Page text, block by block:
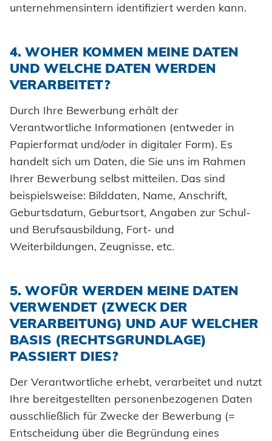
unternehmensintern identifiziert werden kann.
4. WOHER KOMMEN MEINE DATEN
UND WELCHE DATEN WERDEN
VERARBEITET?
Durch Ihre Bewerbung erhält der
Verantwortliche Informationen (entweder in
Papierformat und/oder in digitaler Form). Es
handelt sich um Daten, die Sie uns im Rahmen
Ihrer Bewerbung selbst mitteilen. Das sind
beispielsweise: Bilddaten, Name, Anschrift,
Geburtsdatum, Geburtsort, Angaben zur Schul-
und Berufsausbildung, Fort- und
Weiterbildungen, Zeugnisse, etc.
5. WOFÜR WERDEN MEINE DATEN
VERWENDET (ZWECK DER
VERARBEITUNG) UND AUF WELCHER
BASIS (RECHTSGRUNDLAGE)
PASSIERT DIES?
Der Verantwortliche erhebt, verarbeitet und nutzt
Ihre bereitgestellten personenbezogenen Daten
ausschließlich für Zwecke der Bewerbung (=
Entscheidung über die Begründung eines